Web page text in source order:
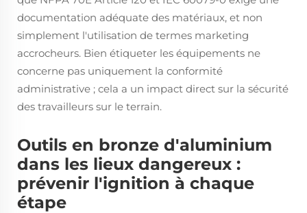
documentation adéquate des matériaux, et non
simplement l'utilisation de termes marketing
accrocheurs. Bien étiqueter les équipements ne
concerne pas uniquement la conformité
administrative ; cela a un impact direct sur la sécurité
des travailleurs sur le terrain.
Outils en bronze d'aluminium
dans les lieux dangereux :
prévenir l'ignition à chaque
étape